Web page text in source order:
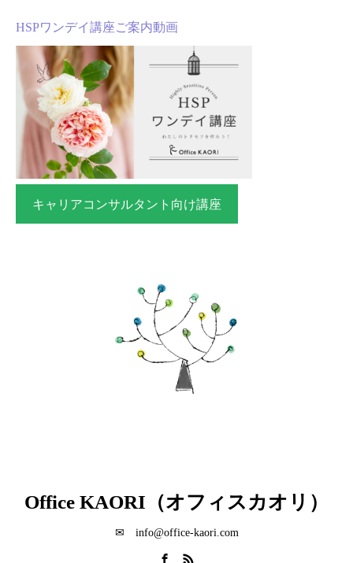
HSPワンデイ講座ご案内動画
キャリアコンサルタント向け講座
Office KAORI（オフィスカオリ）
✉ info@office-kaori.com